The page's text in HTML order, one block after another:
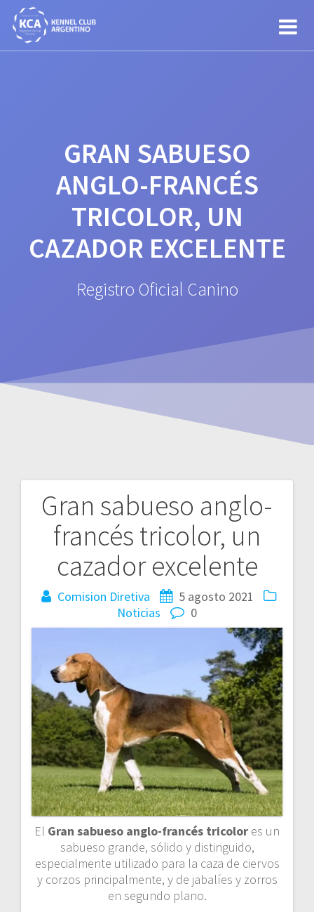
GRAN SABUESO
ANGLO-FRANCÉS
TRICOLOR, UN
CAZADOR EXCELENTE
Registro Oficial Canino
Gran sabueso anglo-
francés tricolor, un
cazador excelente
Comision Diretiva
5 agosto 2021
Noticias
0
El Gran sabueso anglo-francés tricolor es un
sabueso grande, sólido y distinguido,
especialmente utilizado para la caza de ciervos
y corzos principalmente, y de jabalíes y zorros
en segundo plano.
Navegación
entradas